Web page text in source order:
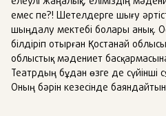
емес пе?! Шетелдерге шығу
шыңдалу мектебі болары анық.
білдіріп отырған Қостанай
облыстық мәдениет
Театрдың бұдан өзге де сүйінші
Оның бәрін кезесінде